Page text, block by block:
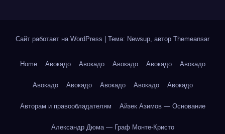
Сайт работает на WordPress | Тема: Newsup, автор Themeansar
Home Авокадо Авокадо Авокадо Авокадо Авокадо
Авокадо Авокадо Авокадо Авокадо Авокадо
Авторам и правообладателям Айзек Азимов — Основание
Александр Дюма — Граф Монте-Кристо